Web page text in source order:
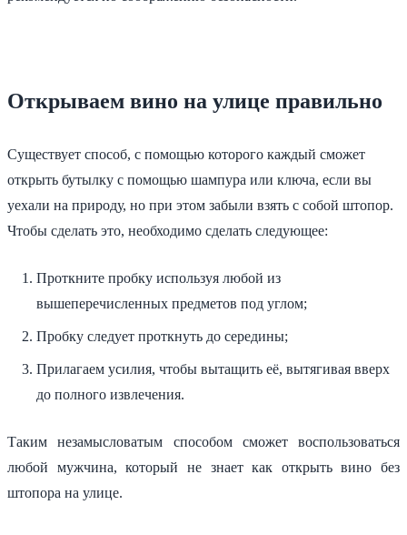
Открываем вино на улице правильно
Существует способ, с помощью которого каждый сможет
открыть бутылку с помощью шампура или ключа, если вы
уехали на природу, но при этом забыли взять с собой штопор.
Чтобы сделать это, необходимо сделать следующее:
Проткните пробку используя любой из
вышеперечисленных предметов под углом;
Пробку следует проткнуть до середины;
Прилагаем усилия, чтобы вытащить её, вытягивая вверх
до полного извлечения.
Таким незамысловатым способом сможет воспользоваться
любой мужчина, который не знает как открыть вино без
штопора на улице.